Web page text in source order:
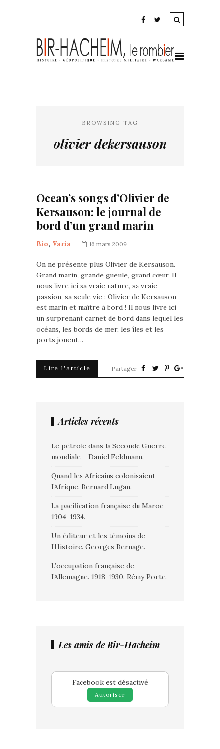
BROWSING TAG
olivier dekersauson
Ocean’s songs d’Olivier de
Kersauson: le journal de
bord d’un grand marin
Bio, Varia 16 mars 2009
On ne présente plus Olivier de Kersauson.
Grand marin, grande gueule, grand cœur. Il
nous livre ici sa vraie nature, sa vraie
passion, sa seule vie : Olivier de Kersauson
est marin et maître à bord ! Il nous livre ici
un surprenant carnet de bord dans lequel les
océans, les bords de mer, les îles et les
ports jouent…
Lire l'article Partager
Articles récents
Le pétrole dans la Seconde Guerre
mondiale – Daniel Feldmann.
Quand les Africains colonisaient
l’Afrique. Bernard Lugan.
La pacification française du Maroc
1904-1934.
Un éditeur et les témoins de
l’Histoire. Georges Bernage.
L’occupation française de
l’Allemagne. 1918-1930. Rémy Porte.
Les amis de Bir-Hacheim
Facebook est désactivé
Autoriser